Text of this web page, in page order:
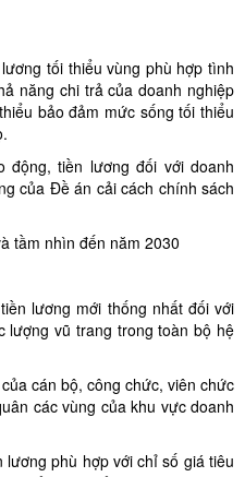
tối thiểu vùng phù hợp tình
năng chi trả của doanh nghiệp
bảo đảm mức sống tối thiểu
tiền lương đối với doanh
của Đề án cải cách chính sách
tầm nhìn đến năm 2030
lương mới thống nhất đối với
lượng vũ trang trong toàn bộ hệ
cán bộ, công chức, viên chức
các vùng của khu vực doanh
phù hợp với chỉ số giá tiêu